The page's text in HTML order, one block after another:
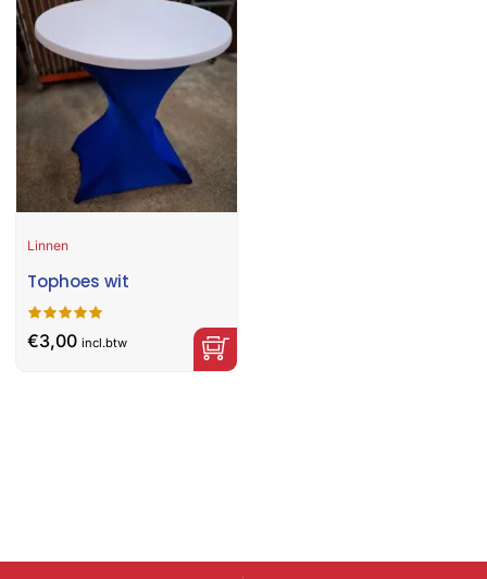
Linnen
Tophoes wit
€3,00 incl.btw